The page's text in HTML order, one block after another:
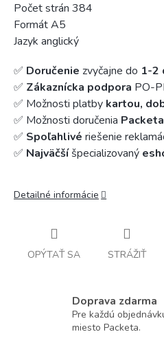
Počet strán 384
Formát A5
Jazyk anglický
✅ Doručenie zvyčajne do 1-2
✅ Zákaznícka podpora PO-
✅ Možnosti platby kartou,
✅ Možnosti doručenia
✅ Spoľahlivé riešenie
✅ Najväčšíšpecializovaný
Detailné informácie
OPÝTAŤ SA STRÁŽIŤ
Doprava zdarma
Pre každú
miesto Packeta.